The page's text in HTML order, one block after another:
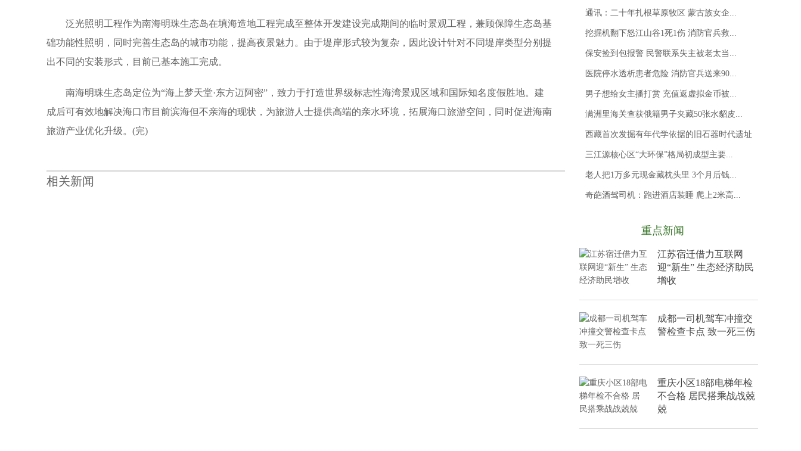
泛光照明工程作为南海明珠生态岛在填海造地工程完成至整体开发建设完成期间的临时景观工程，兼顾保障生态岛基
础功能性照明，同时完善生态岛的城市功能，提高夜景魅力。由于堤岸形式较为复杂，因此设计针对不同堤岸类型分别提
出不同的安装形式，目前已基本施工完成。
南海明珠生态岛定位为“海上梦天堂·东方迈阿密”，致力于打造世界级标志性海湾景观区域和国际知名度假胜地。建
成后可有效地解决海口市目前滨海但不亲海的现状，为旅游人士提供高端的亲水环境，拓展海口旅游空间，同时促进海南
旅游产业优化升级。(完)
相关新闻
通讯：二十年扎根草原牧区 蒙古族女企...
挖掘机翻下怒江山谷1死1伤 消防官兵救...
保安捡到包报警 民警联系失主被老太当...
医院停水透析患者危险 消防官兵送来90...
男子想给女主播打赏 充值返虚拟金币被...
满洲里海关查获俄籍男子夹藏50张水貂皮...
西藏首次发掘有年代学依据的旧石器时代遗址
三江源核心区“大环保”格局初成型主要...
老人把1万多元现金藏枕头里 3个月后钱...
奇葩酒驾司机：跑进酒店装睡 爬上2米高...
重点新闻
江苏宿迁借力互联网
迎“新生” 生态经济助民
增收
成都一司机驾车冲撞交
警检查卡点 致一死三伤
重庆小区18部电梯年检
不合格 居民搭乘战战兢
兢